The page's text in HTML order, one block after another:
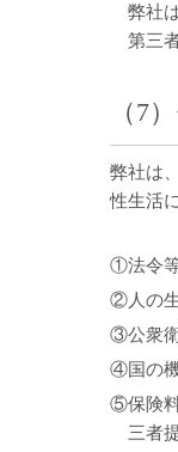
弊社
第三
（7
弊社は
性生活
①法令
②人の
③公衆
④国の
⑤保険
三者